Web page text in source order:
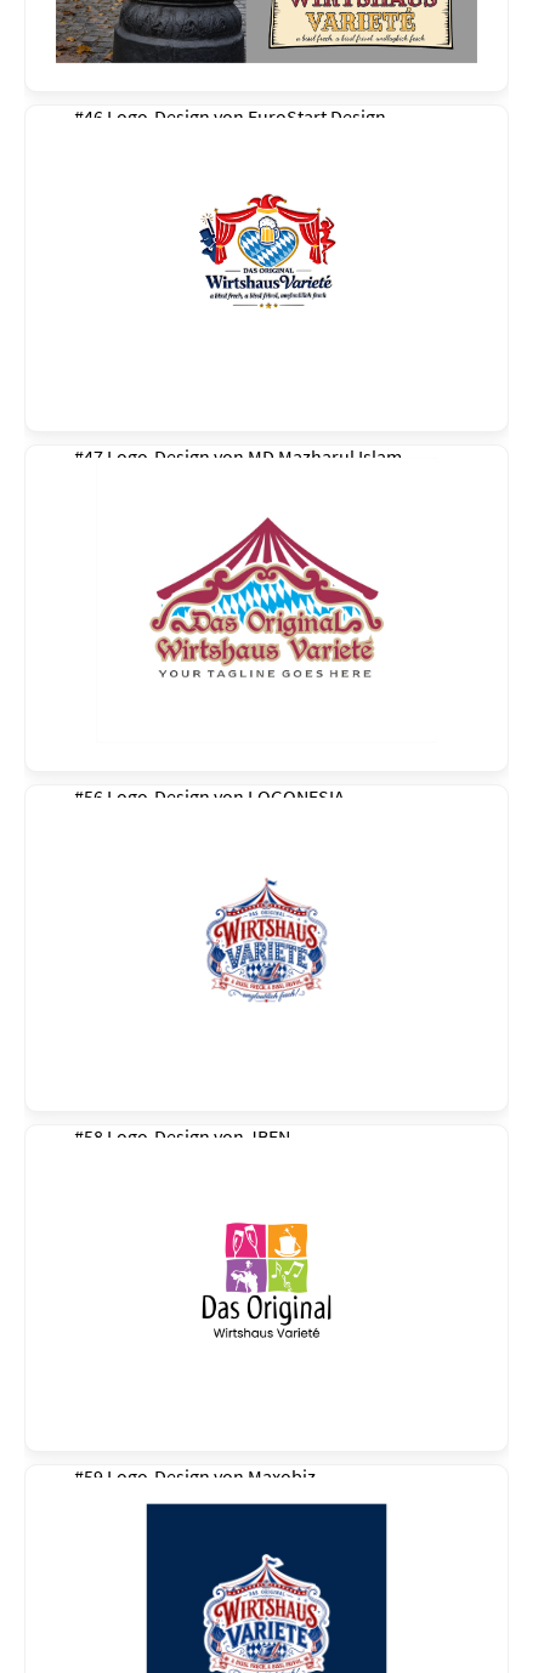
#46 Logo-Design von EuroStart Design
#47 Logo-Design von MD Mazharul Islam
#56 Logo-Design von LOGONESIA
#58 Logo-Design von JBEN
#59 Logo-Design von Maxobiz